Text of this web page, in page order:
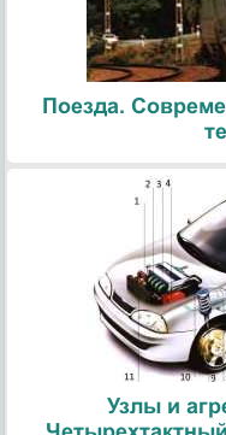
Поезда.
Узлы и